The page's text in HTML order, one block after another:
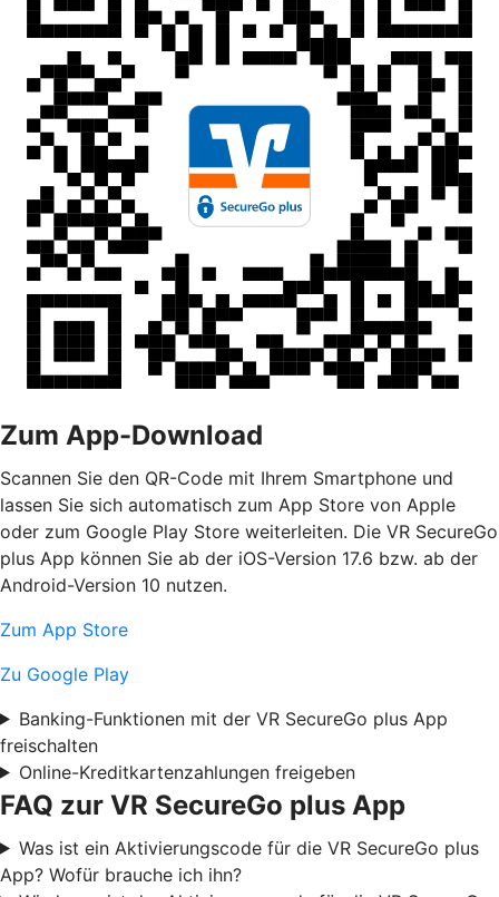
Zum App-Download
Scannen Sie den QR-Code mit Ihrem Smartphone und
lassen Sie sich automatisch zum App Store von Apple
oder zum Google Play Store weiterleiten. Die VR SecureGo
plus App können Sie ab der iOS-Version 17.6 bzw. ab der
Android-Version 10 nutzen.
Zum App Store
Zu Google Play
Banking-Funktionen mit der VR SecureGo plus App
freischalten
Online-Kreditkartenzahlungen freigeben
FAQ zur VR SecureGo plus App
Was ist ein Aktivierungscode für die VR SecureGo plus
App? Wofür brauche ich ihn?